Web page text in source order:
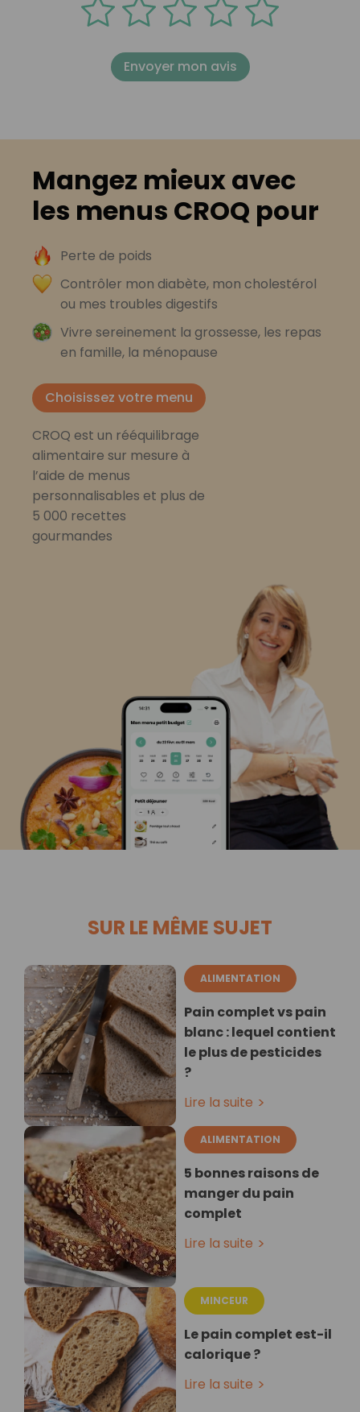
Envoyer mon avis
Mangez mieux avec
les menus CROQ pour
Perte de poids
Contrôler mon diabète, mon cholestérol
ou mes troubles digestifs
Vivre sereinement la grossesse, les repas
en famille, la ménopause
Choisissez votre menu
CROQ est un rééquilibrage
alimentaire sur mesure à
l’aide de menus
personnalisables et plus de
5 000 recettes
gourmandes
SUR LE MÊME SUJET
ALIMENTATION
Pain complet vs pain
blanc : lequel contient
le plus de pesticides
?
Lire la suite
ALIMENTATION
5 bonnes raisons de
manger du pain
complet
Lire la suite
MINCEUR
Le pain complet est-il
calorique ?
Lire la suite